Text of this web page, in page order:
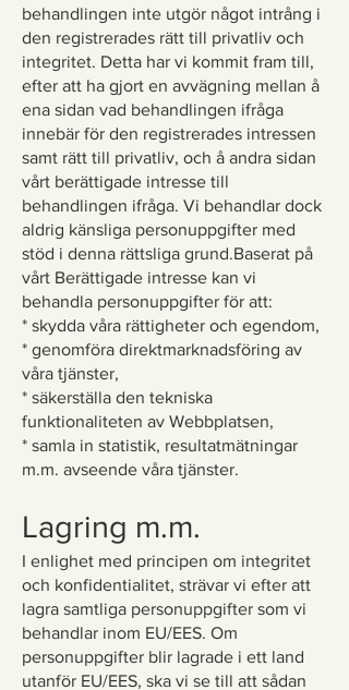
behandlingen inte utgör något intrång i
den registrerades rätt till privatliv och
integritet. Detta har vi kommit fram till,
efter att ha gjort en avvägning mellan å
ena sidan vad behandlingen ifråga
innebär för den registrerades intressen
samt rätt till privatliv, och å andra sidan
vårt berättigade intresse till
behandlingen ifråga. Vi behandlar dock
aldrig känsliga personuppgifter med
stöd i denna rättsliga grund.Baserat på
vårt Berättigade intresse kan vi
behandla personuppgifter för att:
* skydda våra rättigheter och egendom,
* genomföra direktmarknadsföring av
våra tjänster,
* säkerställa den tekniska
funktionaliteten av Webbplatsen,
* samla in statistik, resultatmätningar
m.m. avseende våra tjänster.
Lagring m.m.
I enlighet med principen om integritet
och konfidentialitet, strävar vi efter att
lagra samtliga personuppgifter som vi
behandlar inom EU/EES. Om
personuppgifter blir lagrade i ett land
utanför EU/EES, ska vi se till att sådan